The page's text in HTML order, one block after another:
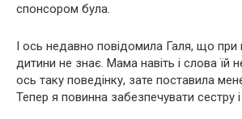
спонсором була.
І ось недавно повідомила Галя, що при
дитини не знає. Мама навіть і слова їй
ось таку поведінку, зате поставила
Тепер я повинна забезпечувати сестру і